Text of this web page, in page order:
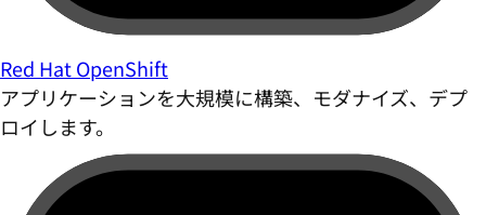
Red Hat OpenShift
アプリケーションを大規模に構築、モダナイズ、デプ
ロイします。